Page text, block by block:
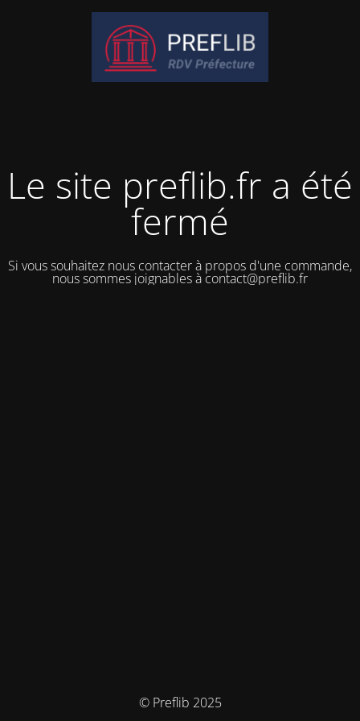
Le site preflib.fr a été
fermé
Si vous souhaitez nous contacter à propos d'une commande,
nous sommes joignables à contact@preflib.fr
© Preflib 2025